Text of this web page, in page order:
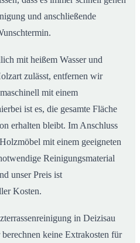
und anschließende
mit heißem Wasser und
zulässt, entfernen wir
mit einem
ist es, die gesamte Fläche
erhalten bleibt. Im Anschluss
mit einem geeigneten
Reinigungsmaterial
unser Preis ist
Kosten.
in Deizisau
keine Extrakosten für